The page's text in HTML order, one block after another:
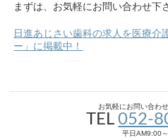
まずは、お気軽にお問い合わせ下
日進あじさい歯科の求人を医療介
ー」に掲載中！
お気軽にお問い合わ
TEL052-
平日AM9:00